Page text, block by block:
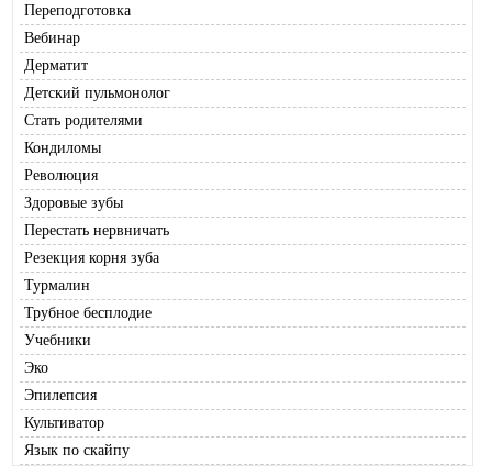
Переподготовка
Вебинар
Дерматит
Детский пульмонолог
Стать родителями
Кондиломы
Революция
Здоровые зубы
Перестать нервничать
Резекция корня зуба
Турмалин
Трубное бесплодие
Учебники
Эко
Эпилепсия
Культиватор
Язык по скайпу